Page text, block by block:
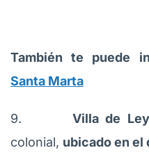
También te puede
Santa Marta
9. Villa de
colonial, ubicado en el